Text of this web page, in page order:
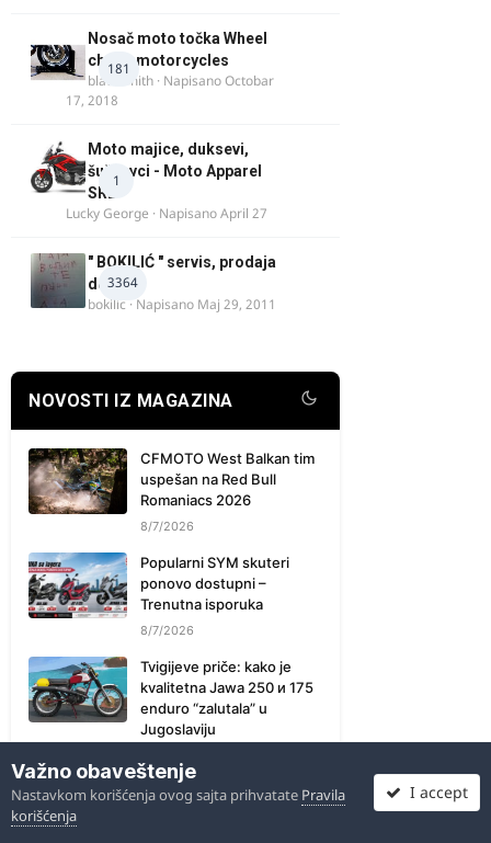
181
Nosač moto točka Wheel
chock motorcycles
blacksmith · NapisanoOctobar
17, 2018
1
Moto majice, duksevi,
šuškavci - Moto Apparel
SRB
Lucky George · NapisanoApril 27
3364
" BOKILIĆ " servis, prodaja
delova
bokilic · Napisano Maj 29, 2011
NOVOSTI IZ MAGAZINA
CFMOTO West Balkan tim
uspešan na Red Bull
Romaniacs 2026
8/7/2026
Popularni SYM skuteri
ponovo dostupni –
Trenutna isporuka
8/7/2026
Tvigijeve priče: kako je
kvalitetna Jawa 250 и 175
enduro “zalutala” u
Jugoslaviju
Moto Bike Kać –
Važno obaveštenje
Nastavkom korišćenja ovog sajta prihvatate Pravila
korišćenja
I accept